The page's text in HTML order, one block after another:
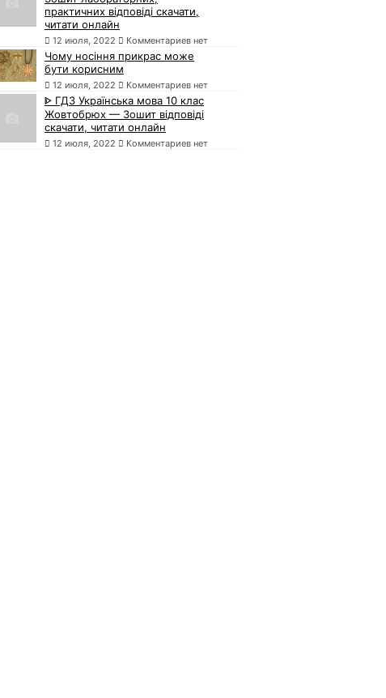
практичних відповіді скачати,
читати онлайн
12 июля, 2022 Комментариев нет
Чому носіння прикрас може
бути корисним
12 июля, 2022 Комментариев нет
ᐈ ГДЗ Українська мова 10 клас
Жовтобрюх — Зошит відповіді
скачати, читати онлайн
12 июля, 2022 Комментариев нет